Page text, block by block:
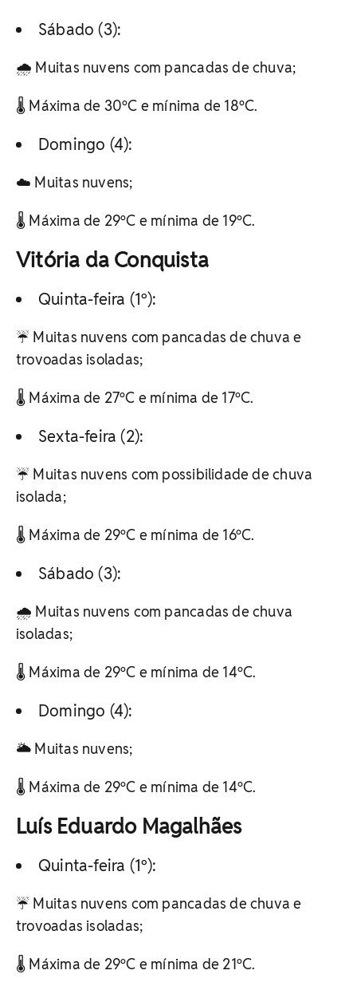
Sábado (3):
🌧️ Muitas nuvens com pancadas de chuva;
🌡️ Máxima de 30ºC e mínima de 18ºC.
Domingo (4):
☁️ Muitas nuvens;
🌡️ Máxima de 29ºC e mínima de 19ºC.
Vitória da Conquista
Quinta-feira (1º):
☔ Muitas nuvens com pancadas de chuva e
trovoadas isoladas;
🌡️ Máxima de 27ºC e mínima de 17ºC.
Sexta-feira (2):
☔ Muitas nuvens com possibilidade de chuva
isolada;
🌡️ Máxima de 29ºC e mínima de 16ºC.
Sábado (3):
🌧️ Muitas nuvens com pancadas de chuva
isoladas;
🌡️ Máxima de 29ºC e mínima de 14ºC.
Domingo (4):
🌥️ Muitas nuvens;
🌡️ Máxima de 29ºC e mínima de 14ºC.
Luís Eduardo Magalhães
Quinta-feira (1º):
☔ Muitas nuvens com pancadas de chuva e
trovoadas isoladas;
🌡️ Máxima de 29ºC e mínima de 21ºC.